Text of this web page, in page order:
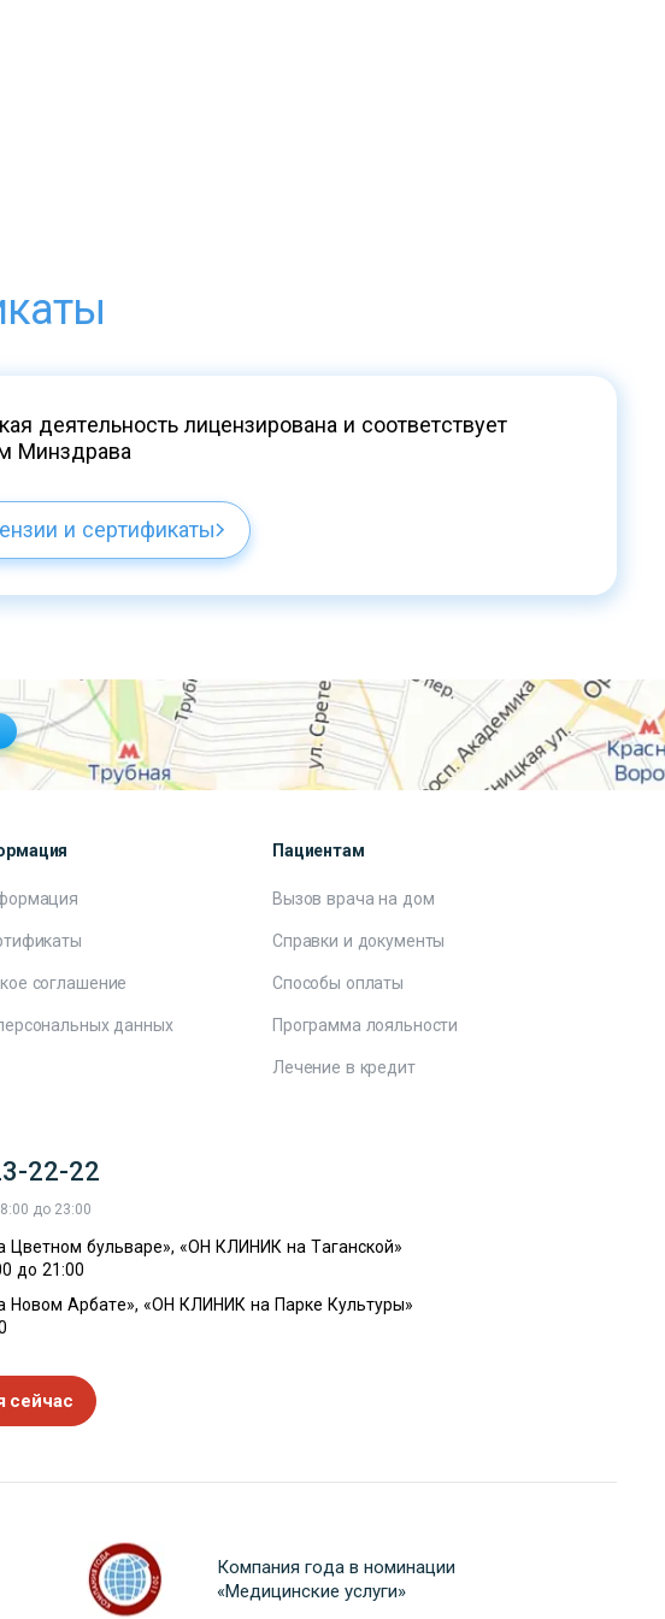
деятельность лицензирована и соответствует
Минздрава
и сертификаты
соглашение
данных
Пациентам
Вызов врача на дом
Справки и документы
Способы оплаты
Программа лояльности
Лечение в кредит
22-22
до 23:00
бульваре», «ОН КЛИНИК на Таганской»
до 21:00
Арбате», «ОН КЛИНИК на Парке Культуры»
сейчас
Компания года в номинации
«Медицинские услуги»